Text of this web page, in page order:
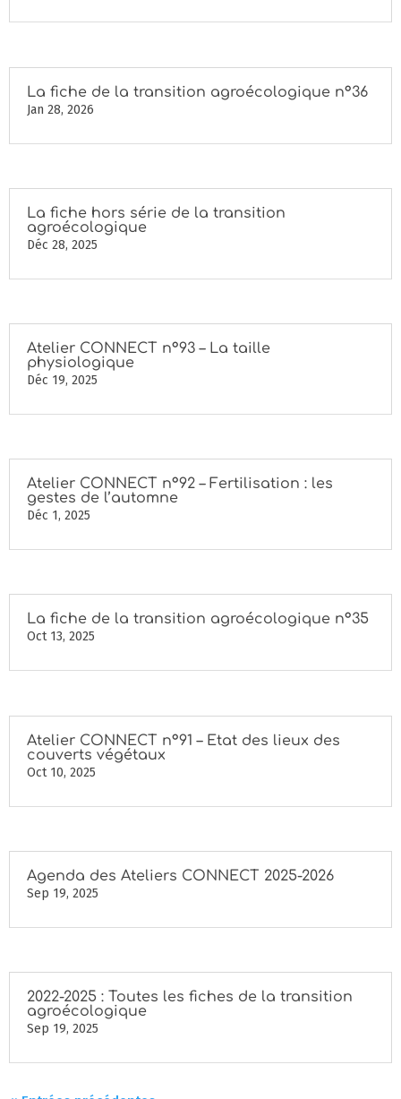
La fiche de la transition agroécologique n°36
Jan 28, 2026
La fiche hors série de la transition
agroécologique
Déc 28, 2025
Atelier CONNECT n°93 – La taille
physiologique
Déc 19, 2025
Atelier CONNECT n°92 – Fertilisation : les
gestes de l’automne
Déc 1, 2025
La fiche de la transition agroécologique n°35
Oct 13, 2025
Atelier CONNECT n°91 – Etat des lieux des
couverts végétaux
Oct 10, 2025
Agenda des Ateliers CONNECT 2025-2026
Sep 19, 2025
2022-2025 : Toutes les fiches de la transition
agroécologique
Sep 19, 2025